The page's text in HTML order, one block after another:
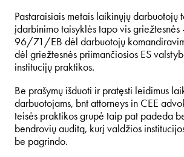
Pastaraisiais metais laikinųjų darbuotojų
įdarbinimo taisyklės tapo vis
96/71/EB dėl darbuotojų
dėl griežtesnės priimančiosios ES
institucijų praktikos.
Be prašymų išduoti ir pratęsti leidimus
darbuotojams, bnt attorneys in CEE
teisės praktikos grupė taip pat padeda
bendrovių auditą, kurį valdžios
be pagrindo.